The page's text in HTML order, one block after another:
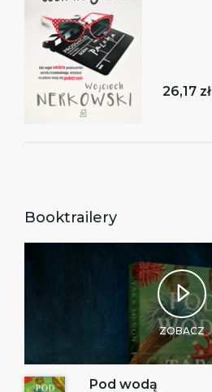
26,17 zł
Booktrailery
ZOBACZ
Pod wodą